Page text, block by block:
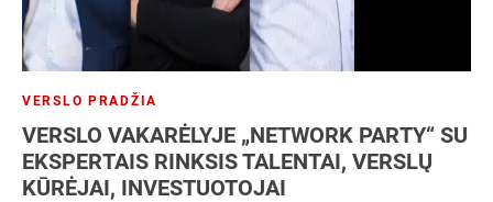
VERSLO PRADŽIA
VERSLO VAKARĖLYJE „NETWORK PARTY“ SU
EKSPERTAIS RINKSIS TALENTAI, VERSLŲ
KŪRĖJAI, INVESTUOTOJAI